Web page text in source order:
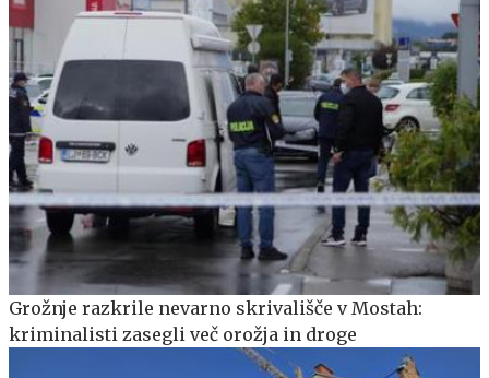
Grožnje razkrile nevarno skrivališče v Mostah:
kriminalisti zasegli več orožja in droge